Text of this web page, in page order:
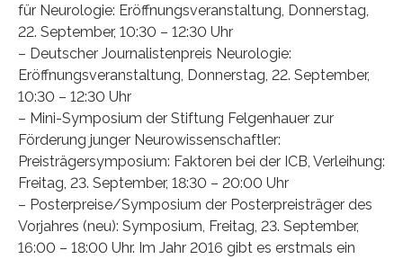
für Neurologie: Eröffnungsveranstaltung, Donnerstag,
22. September, 10:30 – 12:30 Uhr
– Deutscher Journalistenpreis Neurologie:
Eröffnungsveranstaltung, Donnerstag, 22. September,
10:30 – 12:30 Uhr
– Mini-Symposium der Stiftung Felgenhauer zur
Förderung junger Neurowissenschaftler:
Preisträgersymposium: Faktoren bei der ICB, Verleihung:
Freitag, 23. September, 18:30 – 20:00 Uhr
– Posterpreise/Symposium der Posterpreisträger des
Vorjahres (neu): Symposium, Freitag, 23. September,
16:00 – 18:00 Uhr. Im Jahr 2016 gibt es erstmals ein